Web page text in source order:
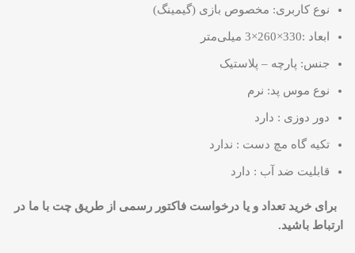
نوع کاربری: مخصوص بازی (گیمینگ)
ابعاد :330×260×3 میلی‌متر
جنس: پارچه – پلاستیک
نوع موس پد: نرم
دور دوزی : دارد
تکیه گاه مچ دست : ندارد
قابلیت ضد آب : دارد
برای خرید تعداد و یا درخواست فاکتور رسمی از طریق چت با ما در
ارتباط باشید.